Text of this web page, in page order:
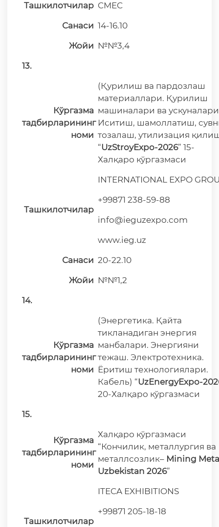
Ташкилотчилар CMEC
Санаси 14-16.10
Жойи №№3,4
13.
Кўргазма
тадбирларининг
номи
(Қурилиш ва пардозлаш
материаллари. Қурилиш
машиналари ва
Иситиш, шамоллатиш,
тозалаш, утилизация
“UzStroyExpo-2026” 15-
Халқаро кўргазмаси
Ташкилотчилар
INTERNATIONAL EXPO
+99871 238-59-88
info@ieguzexpo.com
www.ieg.uz
Санаси 20-22.10
Жойи №№1,2
14.
Кўргазма
тадбирларининг
номи
(Энергетика. Қайта
тикланадиган энергия
манбалари. Энергияни
тежаш. Электротехника.
Ёритиш технологиялари.
Кабель) “UzEnergyExpo-
20-Халқаро кўргазмаси
15.
Кўргазма
тадбирларининг
номи
Халқаро кўргазмаси
“Кончилик, металлургия ва
металлсозлик– Mining
Uzbekistan 2026”
Ташкилотчилар
ITECA EXHIBITIONS
+99871 205-18-18